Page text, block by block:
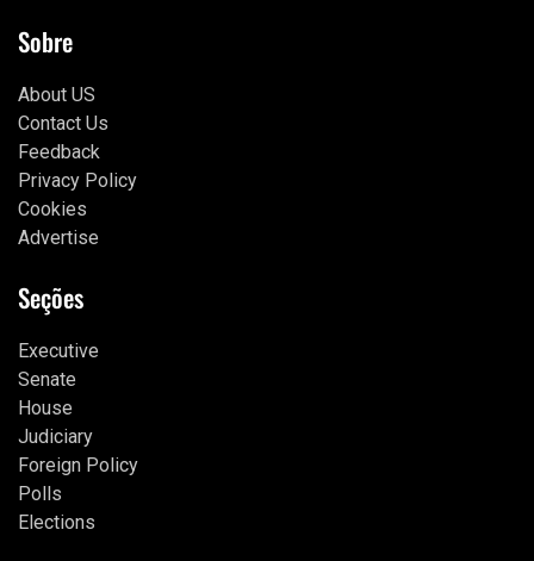
Sobre
About US
Contact Us
Feedback
Privacy Policy
Cookies
Advertise
Seções
Executive
Senate
House
Judiciary
Foreign Policy
Polls
Elections